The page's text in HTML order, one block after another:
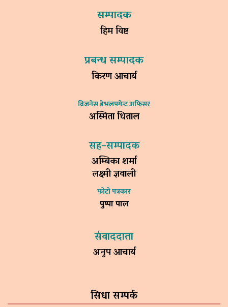
सम्पादक
हिम विष्ट
प्रबन्ध सम्पादक
किरण आचार्य
विजनेस डेभलपमेन्ट अफिसर
अस्मिता धिताल
सह–सम्पादक
अम्बिका शर्मा
लक्ष्मी ज्ञवाली
फोटो पत्रकार
पुष्पा पाल
संवाददाता
अनुप आचार्य
सिधा सम्पर्क